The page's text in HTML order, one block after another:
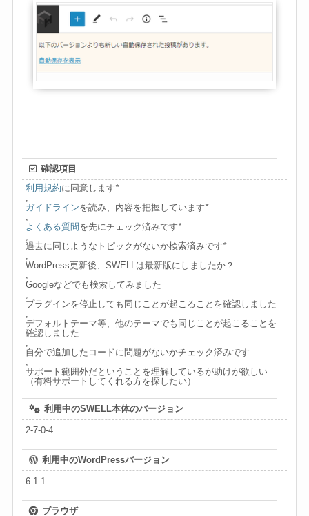
確認項目
利用規約に同意します*
ガイドラインを読み、内容を把握しています*
よくある質問 を先にチェック済みです*
過去に同じようなトピックがないか検索済みです*
WordPress更新後、SWELLは最新版にしましたか？
Googleなどでも検索してみました
プラグインを停止しても同じことが起こることを確認しました
デフォルトテーマ等、他のテーマでも同じことが起こることを
確認しました
自分で追加したコードに問題がないかチェック済みです
サポート範囲外だということを理解しているが助けが欲しい
（有料サポートしてくれる方を探したい）
利用中のSWELL本体のバージョン
2-7-0-4
利用中のWordPressバージョン
6.1.1
ブラウザ